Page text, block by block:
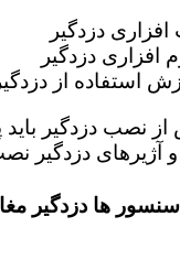
دزدگیر
افزاری دزدگیر
استفاده از دزدگیر
نصب دزدگیر باید
آژیرهای دزدگیر
ها دزدگیر